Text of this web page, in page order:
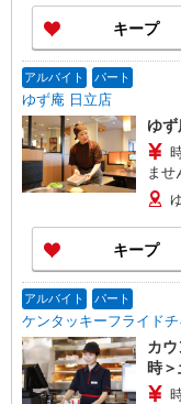
円/
／月
月あ
キープ
アルバイト パート
ゆず庵 日立店
ゆ
ませ
キープ
アルバイト パート
ケンタッキーフライド
カ
時